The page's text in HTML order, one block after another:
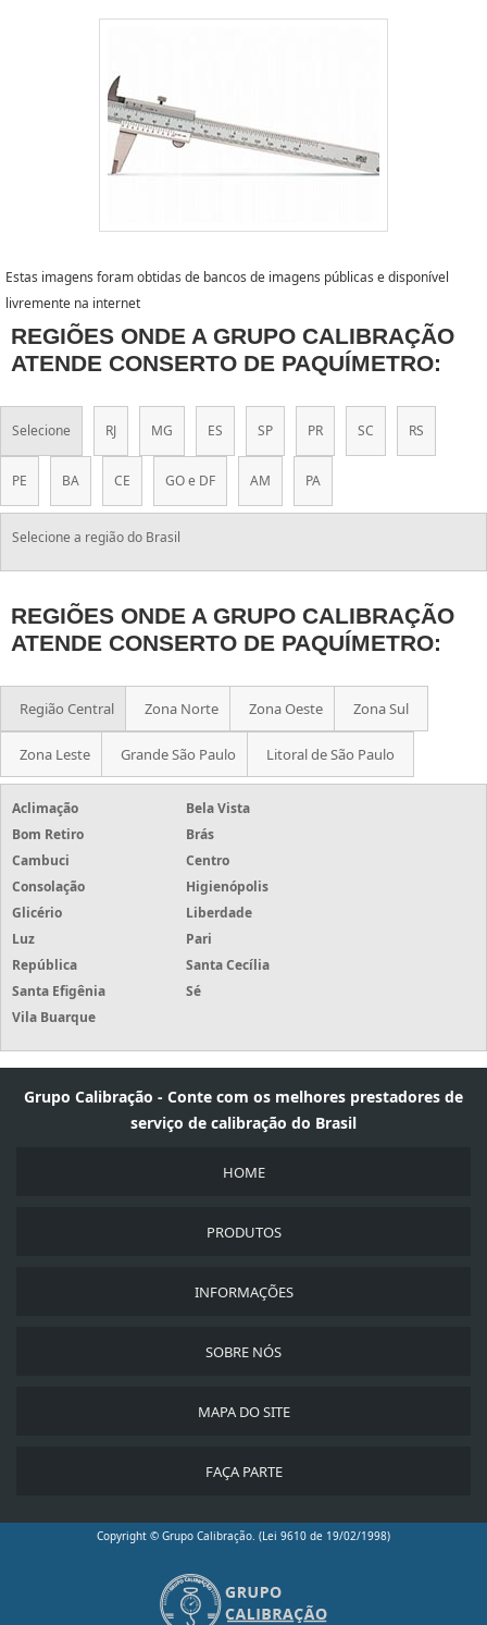
Estas imagens foram obtidas de bancos de imagens públicas e disponível
livremente na internet
REGIÕES ONDE A GRUPO CALIBRAÇÃO
ATENDE CONSERTO DE PAQUÍMETRO:
Selecione RJ MG ES SP PR SC RS
PE BA CE GO e DF AM PA
Selecione a região do Brasil
REGIÕES ONDE A GRUPO CALIBRAÇÃO
ATENDE CONSERTO DE PAQUÍMETRO:
Região Central Zona Norte Zona Oeste Zona Sul
Zona Leste Grande São Paulo Litoral de São Paulo
Aclimação
Bela Vista
Bom Retiro
Brás
Cambuci
Centro
Consolação
Higienópolis
Glicério
Liberdade
Luz
Pari
República
Santa Cecília
Santa Efigênia
Sé
Vila Buarque
Grupo Calibração - Conte com os melhores prestadores de
serviço de calibração do Brasil
HOME
PRODUTOS
INFORMAÇÕES
SOBRE NÓS
MAPA DO SITE
FAÇA PARTE
Copyright © Grupo Calibração. (Lei 9610 de 19/02/1998)